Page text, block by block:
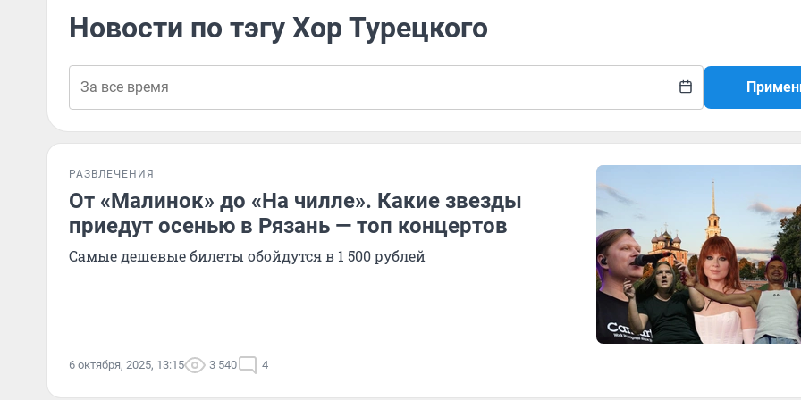
Новости по тэгу Хор Турецкого
РАЗВЛЕЧЕНИЯ
От «Малинок» до «На чилле». Какие звезды
приедут осенью в Рязань — топ концертов
Самые дешевые билеты обойдутся в 1 500 рублей
6 октября, 2025, 13:15 3 540 4